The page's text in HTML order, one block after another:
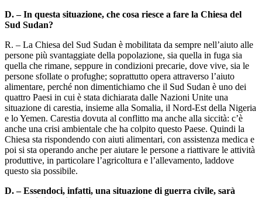
D. – In questa situazione, che cosa riesce a fare la Chiesa del
Sud Sudan?
R. – La Chiesa del Sud Sudan è mobilitata da sempre nell’aiuto alle
persone più svantaggiate della popolazione, sia quella in fuga sia
quella che rimane, seppure in condizioni precarie, dove vive, sia le
persone sfollate o profughe; soprattutto opera attraverso l’aiuto
alimentare, perché non dimentichiamo che il Sud Sudan è uno dei
quattro Paesi in cui è stata dichiarata dalle Nazioni Unite una
situazione di carestia, insieme alla Somalia, il Nord-Est della Nigeria
e lo Yemen. Carestia dovuta al conflitto ma anche alla siccità: c’è
anche una crisi ambientale che ha colpito questo Paese. Quindi la
Chiesa sta rispondendo con aiuti alimentari, con assistenza medica e
poi si sta operando anche per aiutare le persone a riattivare le attività
produttive, in particolare l’agricoltura e l’allevamento, laddove
questo sia possibile.
D. – Essendoci, infatti, una situazione di guerra civile, sarà